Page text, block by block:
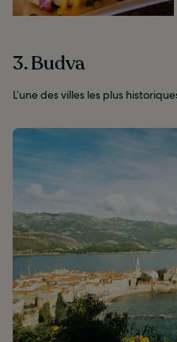
3. Budva
L’une des villes les plus